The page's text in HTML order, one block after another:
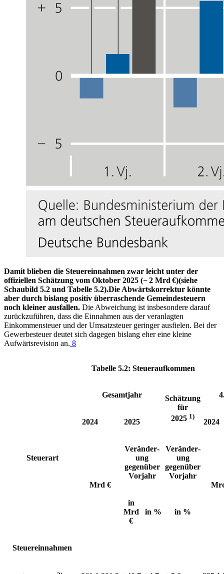
Damit blieben die Steuereinnahmen zwar leicht unter der
offiziellen Schätzung vom Oktober 2025 (−⁠ 2 Mrd €)(siehe
Schaubild 5.2 und Tabelle 5.2).Die Abwärtskorrektur könnte
aber durch bislang positiv überraschende Gemeindesteuern
noch kleiner ausfallen. Die Abweichung ist insbesondere darauf
zurückzuführen, dass die Einnahmen aus der veranlagten
Einkommensteuer und der Umsatzsteuer geringer ausfielen. Bei der
Gewerbesteuer deutet sich dagegen bislang eher eine kleine
Aufwärtsrevision an. 8
Tabelle 5.2: Steueraufkommen
Steuerart
Gesamtjahr
Schätzung
für
2025 1)
2024 2025 2024
Mrd €
Ver­än­der­
ung
ge­gen­über
Vor­jahr
Ver­än­der­
ung
ge­gen­über
Vor­jahr
in
Mrd
€
in % in %
Steuereinnahmen